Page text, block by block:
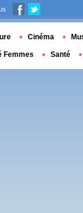
Cinéma
Femmes Santé